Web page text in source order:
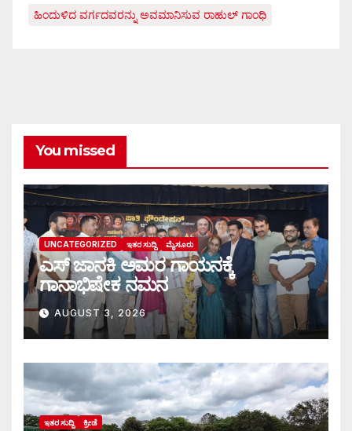
ಹಿಂದುಳಿದ ವರ್ಗದವರನ್ನು ಅವಮಾನಿಸುವ ರಾಹುಲ್ ಗಾಂಧಿ
You missed
UNCATEGORIZED ಇತರ ಸುದ್ದಿ ಮೈಸೂರು
ಎಸ್ ಜಾನಕಿ ಅಮರ ಗಾಯನಕ್ಕೆ
ಗಾನಾಭಿಷೇಕ ನಮನ
AUGUST 3, 2026
ಇತರ ಸುದ್ದಿ ಕ್ರೀಡೆ